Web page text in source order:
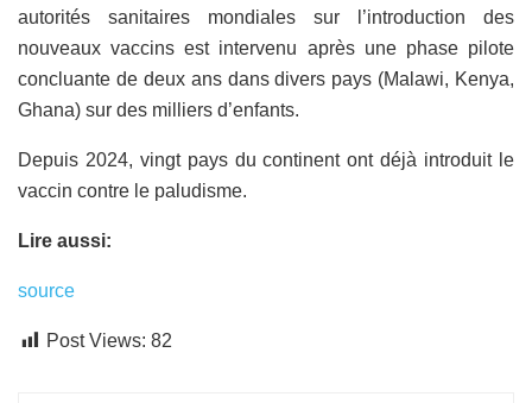
autorités sanitaires mondiales sur l’introduction des
nouveaux vaccins est intervenu après une phase pilote
concluante de deux ans dans divers pays (Malawi, Kenya,
Ghana) sur des milliers d’enfants.
Depuis 2024, vingt pays du continent ont déjà introduit le
vaccin contre le paludisme.
Lire aussi:
source
Post Views: 82